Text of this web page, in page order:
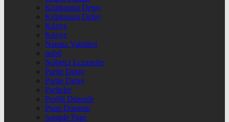
Kriptopara Detay
Kriptopara Detay
Künye
Künye
Namaz Vakitleri
nnbil
Nöbetçi Eczaneler
Parite Detay
Parite Detay
Pariteler
Profili Düzenle
Puan Durumu
Sample Page